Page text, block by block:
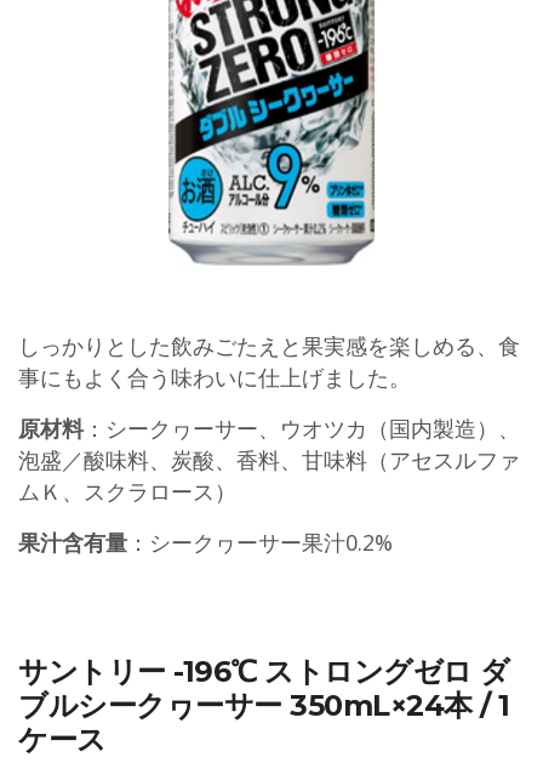
しっかりとした飲みごたえと果実感を楽しめる、食
事にもよく合う味わいに仕上げました。
原材料：シークヮーサー、ウオツカ（国内製造）、
泡盛／酸味料、炭酸、香料、甘味料（アセスルファ
ムＫ、スクラロース）
果汁含有量 ：シークヮーサー果汁0.2%
サントリー -196℃ ストロングゼロ ダ
ブルシークヮーサー 350mL×24本 / 1
ケース